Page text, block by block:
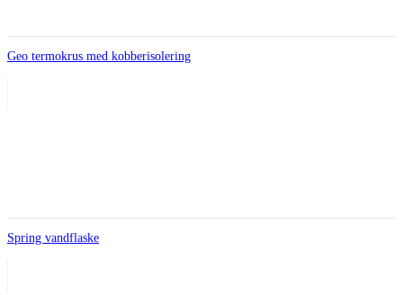
Geo termokrus med kobberisolering
Spring vandflaske